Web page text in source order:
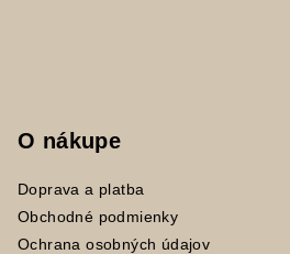
O nákupe
Doprava a platba
Obchodné podmienky
Ochrana osobných údajov